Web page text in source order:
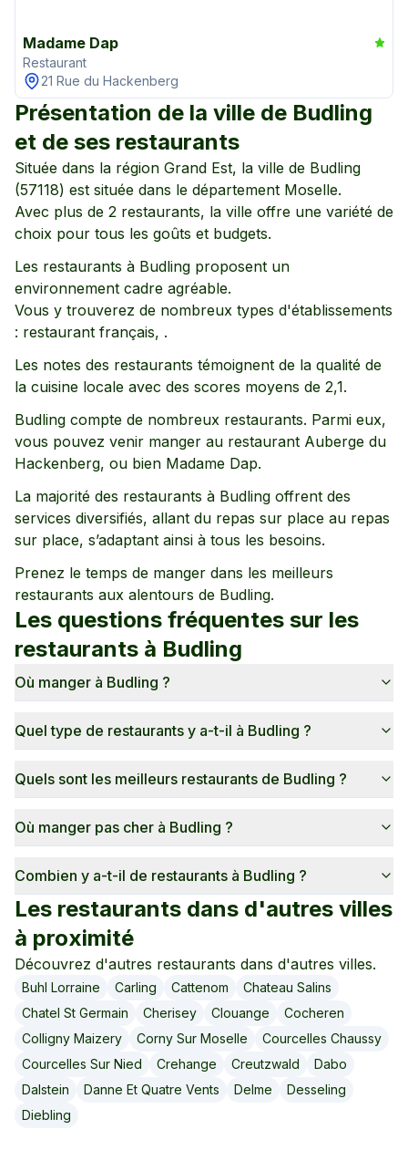
Madame Dap
Restaurant
21 Rue du Hackenberg
Présentation de la ville de Budling
et de ses restaurants
Située dans la région Grand Est, la ville de Budling
(57118) est située dans le département Moselle.
Avec plus de 2 restaurants, la ville offre une variété de
choix pour tous les goûts et budgets.
Les restaurants à Budling proposent un
environnement cadre agréable.
Vous y trouverez de nombreux types d'établissements
: restaurant français, .
Les notes des restaurants témoignent de la qualité de
la cuisine locale avec des scores moyens de 2,1.
Budling compte de nombreux restaurants. Parmi eux,
vous pouvez venir manger au restaurant Auberge du
Hackenberg, ou bien Madame Dap.
La majorité des restaurants à Budling offrent des
services diversifiés, allant du repas sur place au repas
sur place, s’adaptant ainsi à tous les besoins.
Prenez le temps de manger dans les meilleurs
restaurants aux alentours de Budling.
Les questions fréquentes sur les
restaurants à Budling
Où manger à Budling ?
Quel type de restaurants y a-t-il à Budling ?
Quels sont les meilleurs restaurants de Budling ?
Où manger pas cher à Budling ?
Combien y a-t-il de restaurants à Budling ?
Les restaurants dans d'autres villes
à proximité
Découvrez d'autres restaurants dans d'autres villes.
Buhl Lorraine Carling Cattenom
Chateau Salins
Chatel St Germain
Cherisey Clouange
Cocheren
Colligny Maizery
Corny Sur Moselle
Courcelles Chaussy
Courcelles Sur Nied
Crehange Creutzwald
Dabo
Dalstein
Danne Et Quatre Vents Delme
Desseling
Diebling